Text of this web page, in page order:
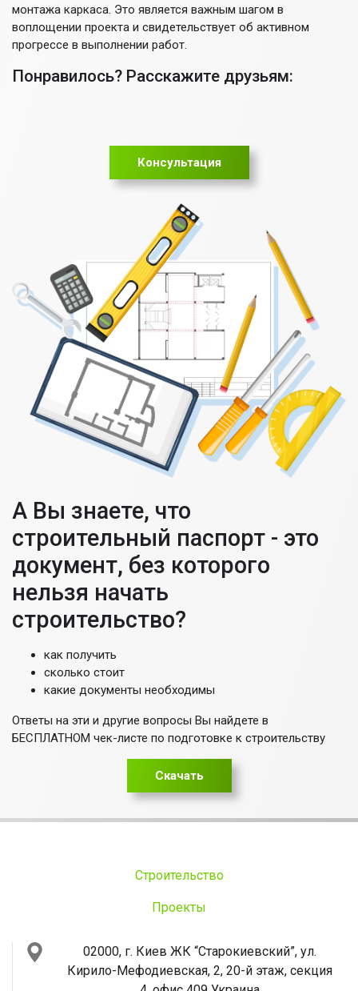
монтажа каркаса. Это является важным шагом в
воплощении проекта и свидетельствует об активном
прогрессе в выполнении работ.
Понравилось? Расскажите друзьям:
Консультация
А Вы знаете, что
строительный паспорт - это
документ, без которого
нельзя начать
строительство?
как получить
сколько стоит
какие документы необходимы
Ответы на эти и другие вопросы Вы найдете в
БЕСПЛАТНОМ чек-листе по подготовке к строительству
Скачать
Строительство
Проекты
02000, г. Киев ЖК “Старокиевский”, ул.
Кирило-Мефодиевская, 2, 20-й этаж, секция